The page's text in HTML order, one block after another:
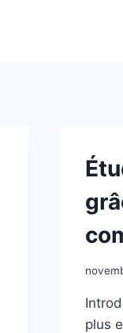
plus